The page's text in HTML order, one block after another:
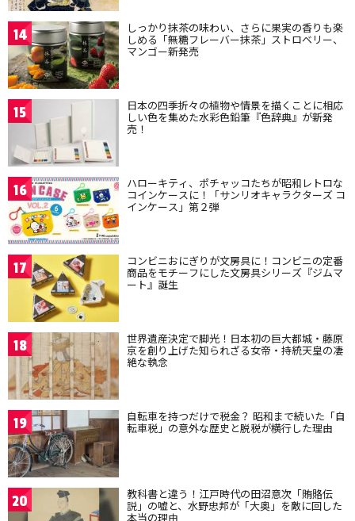
14 しっかり抹茶の味わい、さらに果実の香りも楽
しめる「無糖フレーバー抹茶」ストロベリー、
マンゴー新発売
15 日本の四季折々の植物や情景を描くことに相応
しい色を集めた水彩色鉛筆『色辞典』が新発
売！
16 ハローキティ、ポチャッコたちが昭和レトロな
コインケースに！「サンリオキャラクターズ コ
インケース」第２弾
17 コンビニおにぎりが文房具に！コンビニの定番
商品をモチーフにした文房具シリーズ『ジムマ
ート』誕生
18 世界遺産決定で脚光！日本初の巨大都城・藤原
京を創り上げた知られざる女帝・持統天皇の凄
絶な執念
19 自転車を持つだけで税金？ 昭和まで続いた「自
転車税」の意外な歴史と脱税が横行した理由
20 教科書と違う！江戸時代の田沼意次「賄賂伝
説」の嘘と、水野忠邦が「大奥」を敵に回した
本当の理由